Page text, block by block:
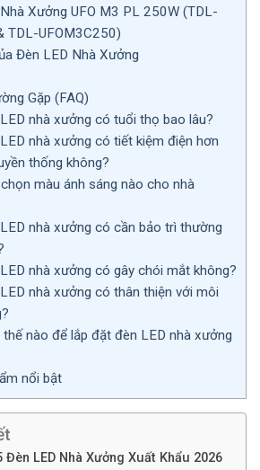
Xưởng UFO M3 PL 250W (TDL-
TDL-UFOM3C250)
Đèn LED Nhà Xưởng
Gặp (FAQ)
nhà xưởng có tuổi thọ bao lâu?
nhà xưởng có tiết kiệm điện hơn
thống không?
màu ánh sáng nào cho nhà
nhà xưởng có cần bảo trì thường
nhà xưởng có gây chói mắt không?
nhà xưởng có thân thiện với môi
thế nào để lắp đặt đèn LED nhà xưởng
nổi bật
Đèn LED Nhà Xưởng Xuất Khẩu 2026